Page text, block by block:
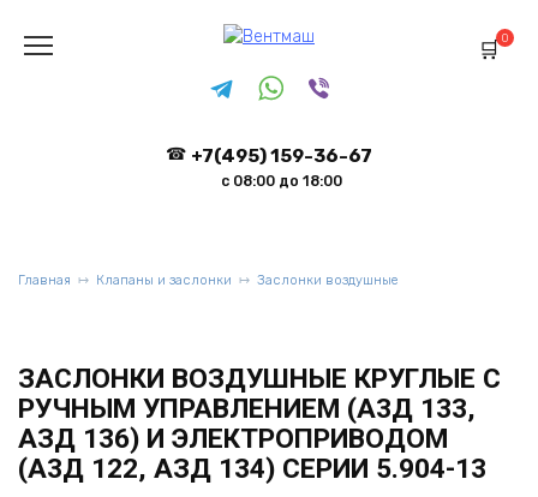
содержанию
+7(495) 159-36-67
с 08:00 до 18:00
0
Главная Клапаны и заслонки Заслонки воздушные
ЗАСЛОНКИ ВОЗДУШНЫЕ КРУГЛЫЕ С
РУЧНЫМ УПРАВЛЕНИЕМ (А3Д 133,
АЗД 136) И ЭЛЕКТРОПРИВОДОМ
(А3Д 122, АЗД 134) СЕРИИ 5.904-13